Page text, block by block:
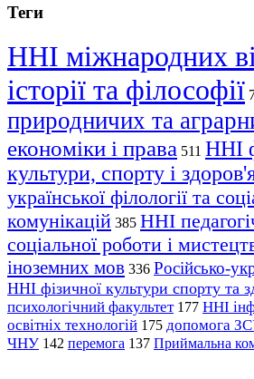
Теги
ННІ міжнародних
історії та філософії
природничих та
економіки і права 511 ННІ
культури, спорту і
української філології та
комунікацій 385 ННІ
соціальної роботи і
іноземних мов 336 Російсько-
ННІ фізичної культури спорту та
психологічний факультет 177 ННІ
освітніх технологій 175 допомога
ЧНУ 142 перемога 137 Приймальна